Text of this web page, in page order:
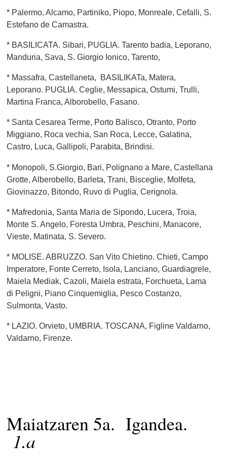
* Palermo, Alcamo, Partiniko, Piopo, Monreale, Cefalli, S.
Estefano de Camastra.
* BASILICATA. Sibari, PUGLIA. Tarento badia, Leporano,
Manduria, Sava, S. Giorgio Ionico, Tarento,
* Massafra, Castellaneta, BASILIKATa, Matera,
Leporano. PUGLIA. Ceglie, Messapica, Ostumi, Trulli,
Martina Franca, Alborobello, Fasano.
* Santa Cesarea Terme, Porto Balisco, Otranto, Porto
Miggiano, Roca vechia, San Roca, Lecce, Galatina,
Castro, Luca, Gallipoli, Parabita, Brindisi.
* Monopoli, S.Giorgio, Bari, Polignano a Mare, Castellana
Grotte, Alberobello, Barleta, Trani, Bisceglie, Molfeta,
Giovinazzo, Bitondo, Ruvo di Puglia, Cerignola.
* Mafredonia, Santa Maria de Sipondo, Lucera, Troia,
Monte S. Angelo, Foresta Umbra, Peschini, Manacore,
Vieste, Matinata, S. Severo.
* MOLISE. ABRUZZO. San Vito Chietino. Chieti, Campo
Imperatore, Fonte Cerreto, Isola, Lanciano, Guardiagrele,
Maiela Mediak, Cazoli, Maiela estrata, Forchueta, Lama
di Peligni, Piano Cinquemiglia, Pesco Costanzo,
Sulmonta, Vasto.
* LAZIO. Orvieto, UMBRIA. TOSCANA, Figline Valdarno,
Valdarno, Firenze.
Maiatzaren 5a. Igandea.
1.a